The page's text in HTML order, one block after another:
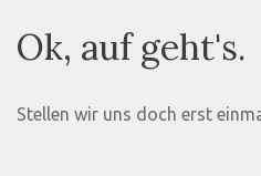
Ok, auf geht's.
Stellen wir uns doch erst